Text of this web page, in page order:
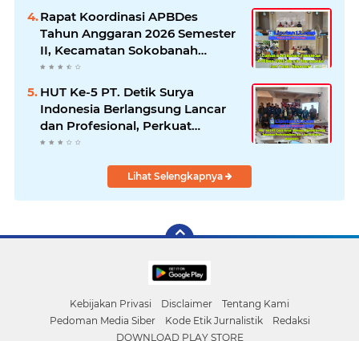
Rapat Koordinasi APBDes
Tahun Anggaran 2026 Semester
II, Kecamatan Sokobanah
Libatkan 12 Desa
HUT Ke-5 PT. Detik Surya
Indonesia Berlangsung Lancar
dan Profesional, Perkuat
Kompetensi Wartawan
Lihat Selengkapnya
Kebijakan Privasi Disclaimer
Tentang Kami
Pedoman Media Siber
Kode Etik Jurnalistik
Redaksi
DOWNLOAD PLAY STORE